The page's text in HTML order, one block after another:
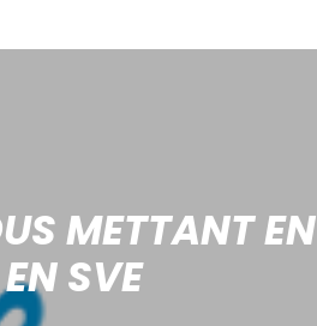
METTANT EN
SVE